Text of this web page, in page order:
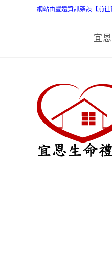
網站由豐遠資訊架設【前
宜